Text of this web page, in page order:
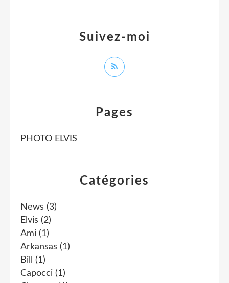
Catégories
News (3)
Elvis (2)
Ami (1)
Arkansas (1)
Bill
(1)
Capocci (1)
Pages
PHOTO ELVIS
Suivez-moi